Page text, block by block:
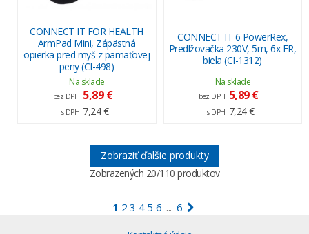
CONNECT IT FOR HEALTH
ArmPad Mini, Zápästná
opierka pred myš z pamäťovej
peny (CI-498)
Na sklade
bez DPH 5,89 €
s DPH 7,24 €
CONNECT IT 6 PowerRex,
Predlžovačka 230V, 5m, 6x FR,
biela (CI-1312)
Na sklade
bez DPH 5,89 €
s DPH 7,24 €
Zobraziť ďalšie produkty
Zobrazených 20/110 produktov
1 2 3 4 5 6 ... 6